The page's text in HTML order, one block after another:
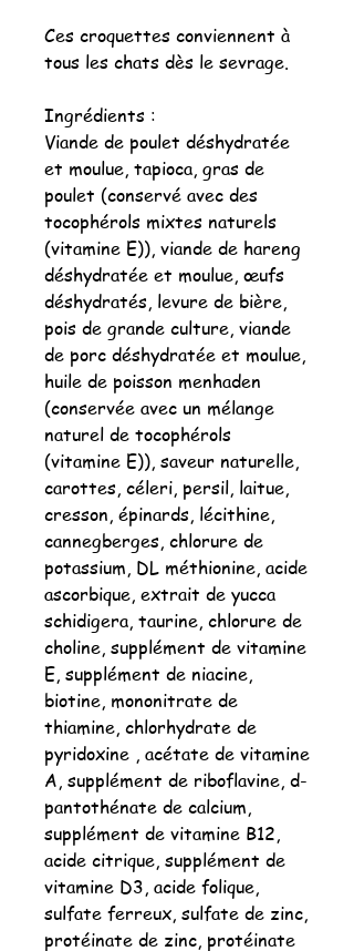
Ces croquettes conviennent à
tous les chats dès le sevrage.
Ingrédients :
Viande de poulet déshydratée
et moulue, tapioca, gras de
poulet (conservé avec des
tocophérols mixtes naturels
(vitamine E)), viande de hareng
déshydratée et moulue, œufs
déshydratés, levure de bière,
pois de grande culture, viande
de porc déshydratée et moulue,
huile de poisson menhaden
(conservée avec un mélange
naturel de tocophérols
(vitamine E)), saveur naturelle,
carottes, céleri, persil, laitue,
cresson, épinards, lécithine,
cannegberges, chlorure de
potassium, DL méthionine, acide
ascorbique, extrait de yucca
schidigera, taurine, chlorure de
choline, supplément de vitamine
E, supplément de niacine,
biotine, mononitrate de
thiamine, chlorhydrate de
pyridoxine , acétate de vitamine
A, supplément de riboflavine, d-
pantothénate de calcium,
supplément de vitamine B12,
acide citrique, supplément de
vitamine D3, acide folique,
sulfate ferreux, sulfate de zinc,
protéinate de zinc, protéinate